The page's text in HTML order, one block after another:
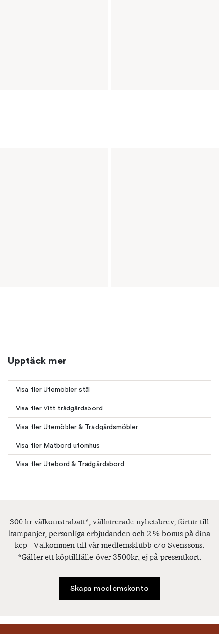
Upptäck mer
Visa fler Utemöbler stål
Visa fler Vitt trädgårdsbord
Visa fler Utemöbler & Trädgårdsmöbler
Visa fler Matbord utomhus
Visa fler Utebord & Trädgårdsbord
300 kr välkomstrabatt*, välkurerade nyhetsbrev, förtur till
kampanjer, personliga erbjudanden och 2 % bonus på dina
köp - Välkommen till vår medlemsklubb c/o Svenssons.
*Gäller ett köptillfälle över 3500kr, ej på presentkort.
Skapa medlemskonto